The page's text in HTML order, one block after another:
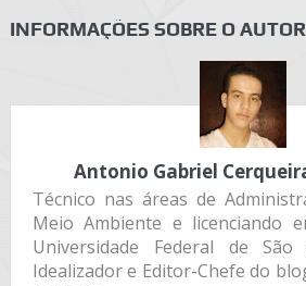
INFORMAÇÕES SOBRE O AUTOR
Antonio Gabriel
Técnico nas áreas de
Meio Ambiente e licenciando
Universidade Federal de São
Idealizador e Editor-Chefe do